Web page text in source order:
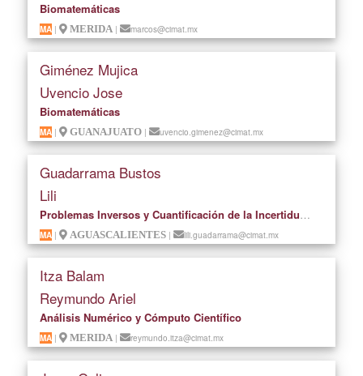
MA| MERIDA| marcos@cimat.mx
Biomatemáticas
Giménez Mujica
Uvencio Jose
MA| GUANAJUATO| uvencio.gimenez@cimat.mx
Biomatemáticas
Guadarrama Bustos
Lili
MA| AGUASCALIENTES| lili.guadarrama@cimat.mx
Problemas Inversos y Cuantificación de la Incertidumbre
Itza Balam
Reymundo Ariel
MA| MERIDA| reymundo.itza@cimat.mx
Análisis Numérico y Cómputo Científico